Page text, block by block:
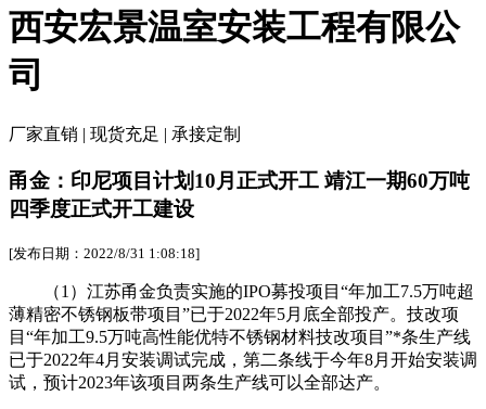
西安宏景温室安装工程有限公
司
厂家直销 | 现货充足 | 承接定制
甬金：印尼项目计划10月正式开工 靖江一期60万吨
四季度正式开工建设
[发布日期：2022/8/31 1:08:18]
（1）江苏甬金负责实施的IPO募投项目“年加工7.5万吨超
薄精密不锈钢板带项目”已于2022年5月底全部投产。技改项
目“年加工9.5万吨高性能优特不锈钢材料技改项目”*条生产线
已于2022年4月安装调试完成，第二条线于今年8月开始安装调
试，预计2023年该项目两条生产线可以全部达产。